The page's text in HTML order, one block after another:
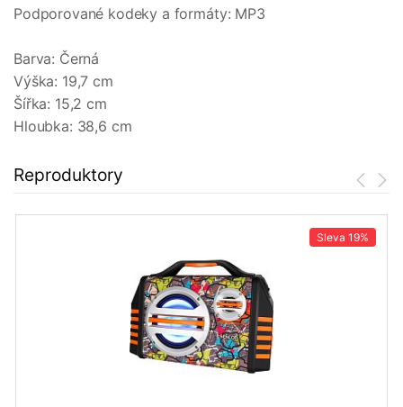
Podporované kodeky a formáty: MP3
Barva: Černá
Výška: 19,7 cm
Šířka: 15,2 cm
Hloubka: 38,6 cm
Reproduktory
Sleva 19%